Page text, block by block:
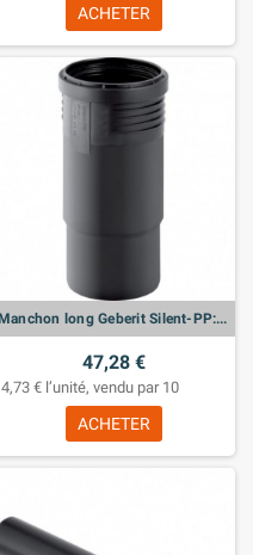
ACHETER
Manchon long Geberit Silent-PP: d:40mm
47,28 €
4,73 € l’unité, vendu par 10
ACHETER